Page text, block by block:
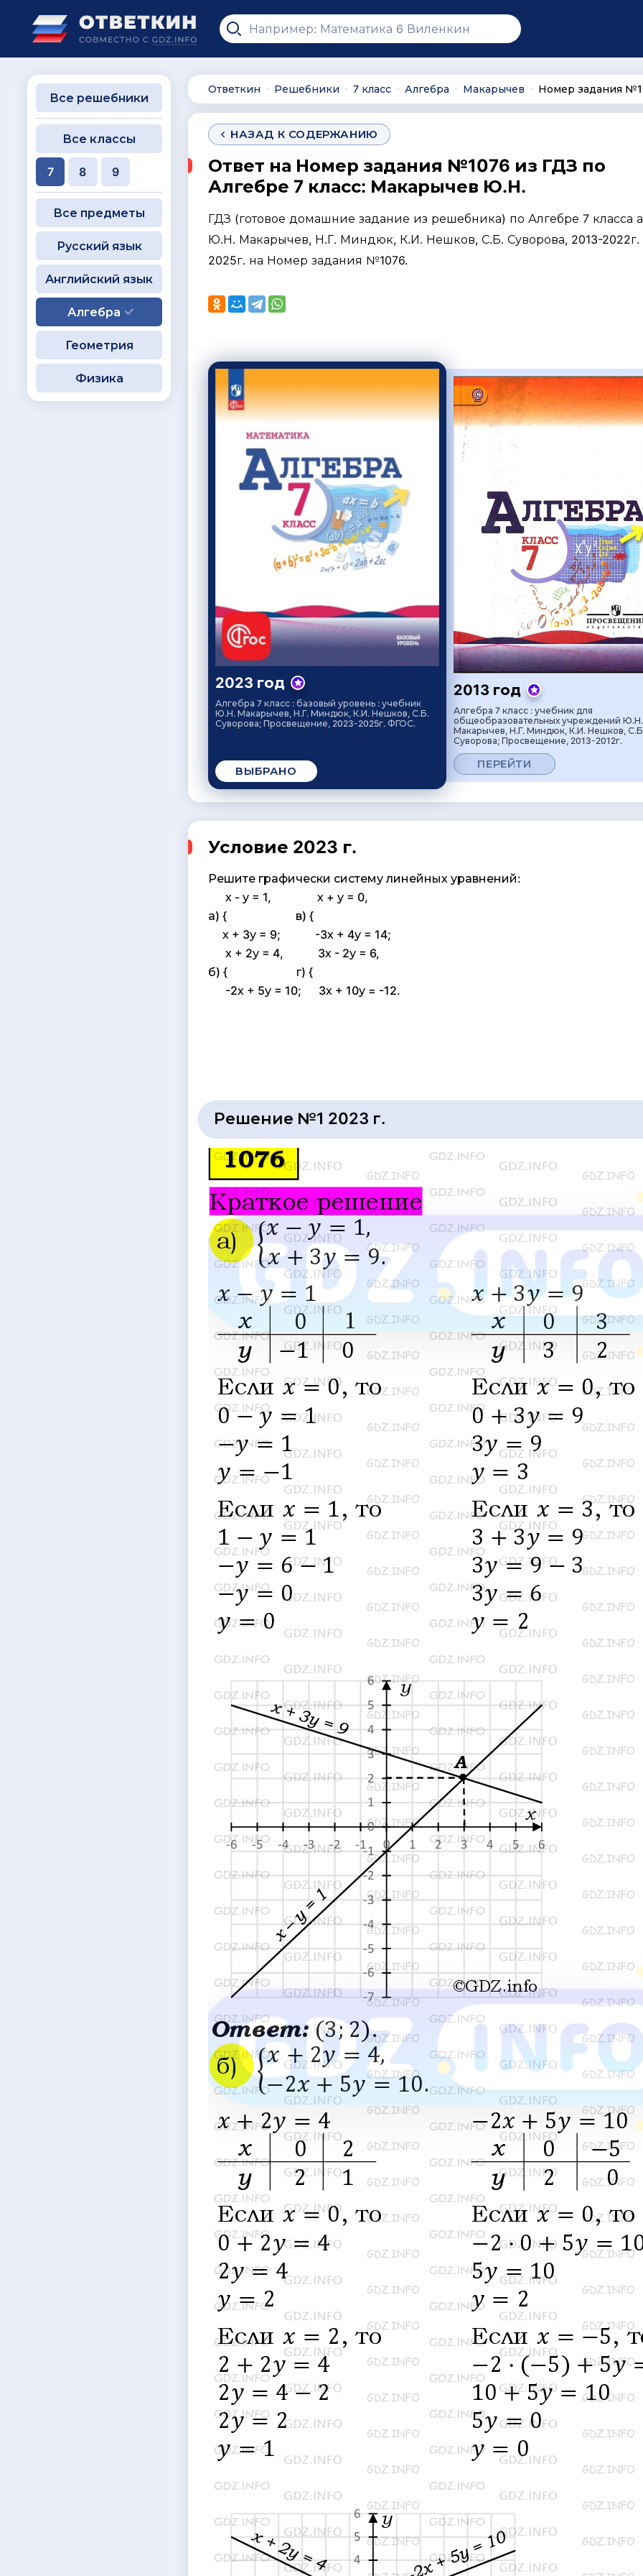
Ответкин ∙ Решебники ∙ 7 класс ∙ Алгебра ∙ Макарычев ∙ Номер задания
НАЗАД К СОДЕРЖАНИЮ
Ответ на Номер задания №1076 из ГДЗ по
Алгебре 7 класс: Макарычев Ю.Н.
ГДЗ (готовое домашние задание из решебника) по Алгебре 7 класса
Ю.Н. Макарычев, Н.Г. Миндюк, К.И. Нешков, С.Б. Суворова, 2013-2022г.
2025г. на Номер задания №1076.
2023 год
Алгебра 7 класс : базовый уровень : учебник
Ю.Н. Макарычев, Н.Г. Миндюк, К.И. Нешков, С.Б.
Суворова; Просвещение, 2023-2025г. ФГОС.
ВЫБРАНО
2013 год
Алгебра 7 класс : учебник для
общеобразовательных учреждений Ю.Н.
Макарычев, Н.Г. Миндюк, К.И. Нешков,
Суворова; Просвещение, 2013-2012г.
ПЕРЕЙТИ
Условие 2023 г.
Решите графически систему линейных уравнений:
х - у = 1, х + у = 0,
а) { в) {
х + 3у = 9; -3х + 4у = 14;
х + 2у = 4, 3х - 2у = 6,
б) { г) {
-2х + 5у = 10; 3х + 10у = -12.
Решение №1 2023 г.
Все решебники
Все классы
7 8 9
Все предметы
Русский язык
Английский язык
Алгебра
Геометрия
Физика